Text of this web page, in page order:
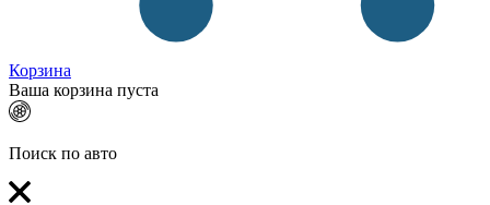
Корзина
Ваша корзина пуста
Поиск по авто